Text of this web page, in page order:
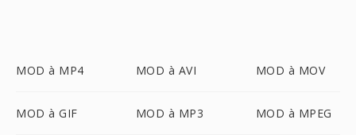
MOD à MP4 MOD à AVI MOD à MOV
MOD à GIF MOD à MP3 MOD à MPEG